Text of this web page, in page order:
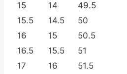
15
14
49.5
15.5
14.5
50
16
15
50.5
16.5
15.5
51
17
16
51.5